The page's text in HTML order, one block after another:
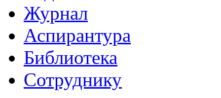
Журнал
Аспирантура
Библиотека
Сотруднику